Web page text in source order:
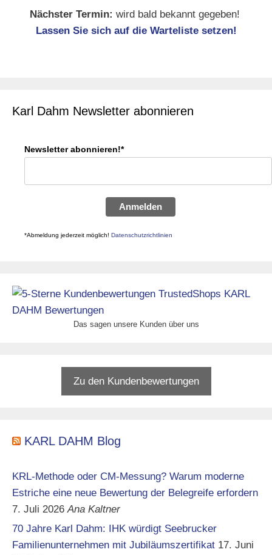
Nächster Termin: wird bald bekannt gegeben!
Lassen Sie sich auf die Warteliste setzen!
Karl Dahm Newsletter abonnieren
Newsletter abonnieren!*
Anmelden
*Abmeldung jederzeit möglich! Datenschutzrichtlinien
Das sagen unsere Kunden über uns
Zu den Kundenbewertungen
KARL DAHM Blog
KRL-Methode oder CM-Messung? Warum moderne
Estriche eine neue Bewertung der Belegreife erfordern
7. Juli 2026 Ana Kaltner
70 Jahre Karl Dahm: IHK würdigt Seebrucker
Familienunternehmen mit Jubiläumszertifikat 17. Juni